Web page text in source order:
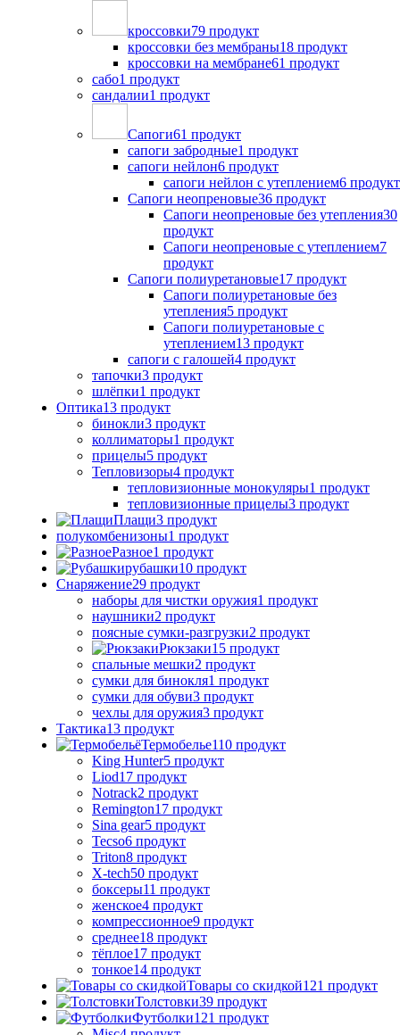
кроссовки79 продукт
кроссовки без мембраны18 продукт
кроссовки на мембране61 продукт
сабо1 продукт
сандалии1 продукт
Сапоги61 продукт
сапоги забродные1 продукт
сапоги нейлон6 продукт
сапоги нейлон с утеплением6 продукт
Сапоги неопреновые36 продукт
Сапоги неопреновые без утепления30
продукт
Сапоги неопреновые с утеплением7
продукт
Сапоги полиуретановые17 продукт
Сапоги полиуретановые без
утепления5 продукт
Сапоги полиуретановые с
утеплением13 продукт
сапоги с галошей4 продукт
тапочки3 продукт
шлёпки1 продукт
Оптика13 продукт
бинокли3 продукт
коллиматоры1 продукт
прицелы5 продукт
Тепловизоры4 продукт
тепловизионные монокуляры1 продукт
тепловизионные прицелы3 продукт
Плащи3 продукт
полукомбенизоны1 продукт
Разное1 продукт
рубашки10 продукт
Снаряжение29 продукт
наборы для чистки оружия1 продукт
наушники2 продукт
поясные сумки-разгрузки2 продукт
Рюкзаки15 продукт
спальные мешки2 продукт
сумки для бинокля1 продукт
сумки для обуви3 продукт
чехлы для оружия3 продукт
Тактика13 продукт
Термобелье110 продукт
King Hunter5 продукт
Liod17 продукт
Notrack2 продукт
Remington17 продукт
Sina gear5 продукт
Tecso6 продукт
Triton8 продукт
X-tech50 продукт
боксеры11 продукт
женское4 продукт
компрессионное9 продукт
среднее18 продукт
тёплое17 продукт
тонкое14 продукт
Товары со скидкой121 продукт
Толстовки39 продукт
Футболки121 продукт